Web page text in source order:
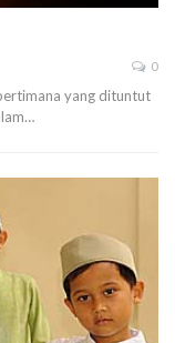
0
yang dituntut